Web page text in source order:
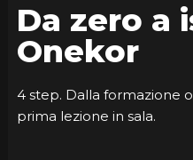
Da zero a
Onekor
4 step. Dalla formazione
prima lezione in sala.